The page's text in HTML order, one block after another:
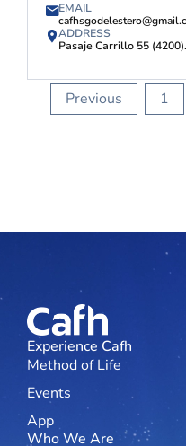
EMAIL
ADDRESS
Pasaje Carrillo 55
Previous 1
Experience Cafh
Method of Life
Events
App
Who We Are